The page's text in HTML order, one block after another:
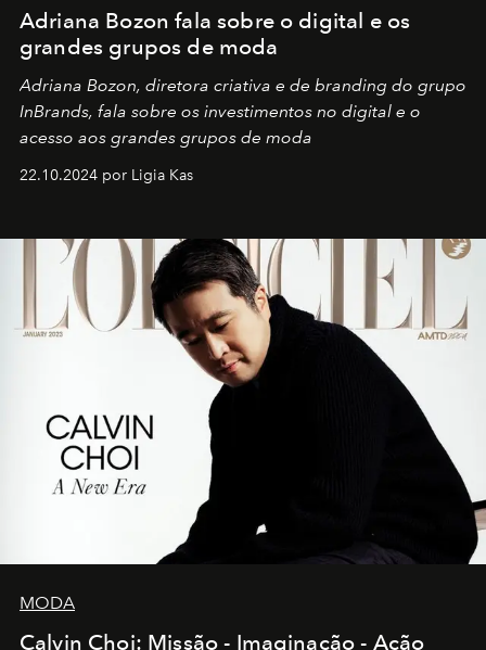
Adriana Bozon fala sobre o digital e os
grandes grupos de moda
Adriana Bozon, diretora criativa e de branding do grupo
InBrands, fala sobre os investimentos no digital e o
acesso aos grandes grupos de moda
22.10.2024 por Ligia Kas
MODA
Calvin Choi: Missão - Imaginação - Ação